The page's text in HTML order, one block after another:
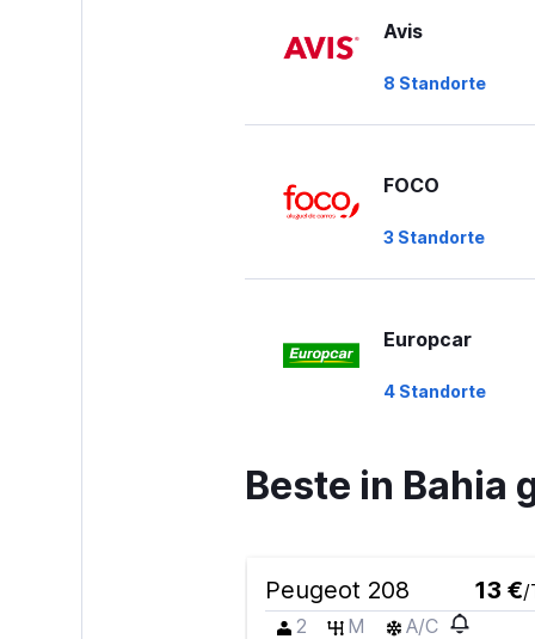
Avis
8 Standorte
FOCO
3 Standorte
Europcar
4 Standorte
JBrasil Rent a
Beste in Bahia
Peugeot 208 13 €/
2
M A/C